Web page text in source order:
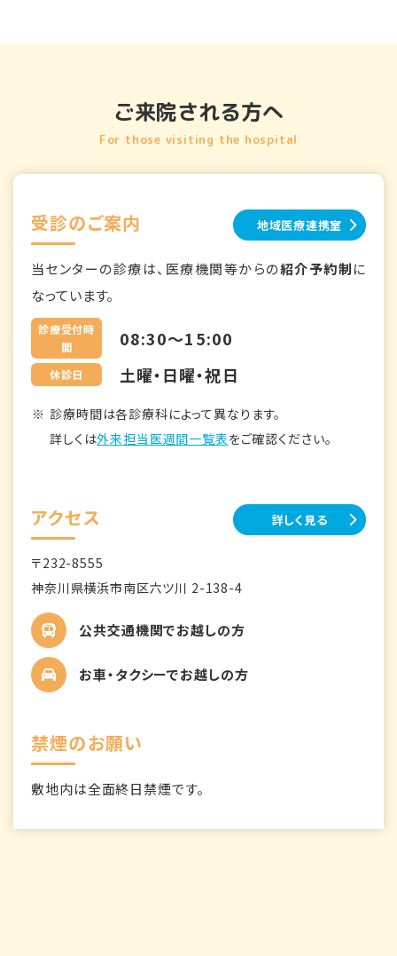
ご来院される方へ
For those visiting the hospital
受診のご案内 地域医療連携室
当センターの診療は、医療機関等からの紹介予約制に
なっています。
診療受付時
間
08:30～15:00
休診日 土曜・日曜・祝日
診療時間は各診療科によって異なります。
詳しくは外来担当医週間一覧表をご確認ください。
アクセス 詳しく見る
〒232-8555
神奈川県横浜市南区六ツ川 2-138-4
公共交通機関でお越しの方
お車・タクシーでお越しの方
禁煙のお願い
敷地内は全面終日禁煙です。